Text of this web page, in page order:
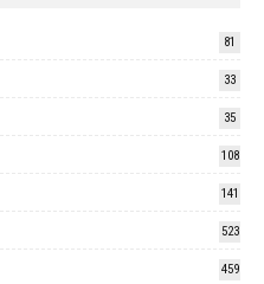
81
33
35
108
141
523
459